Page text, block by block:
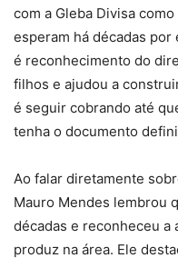
com a Gleba Divisa
esperam há décadas
é reconhecimento do
filhos e ajudou a
é seguir cobrando até
tenha o documento
Ao falar diretamente
Mauro Mendes lembrou
décadas e reconheceu a
produz na área. Ele